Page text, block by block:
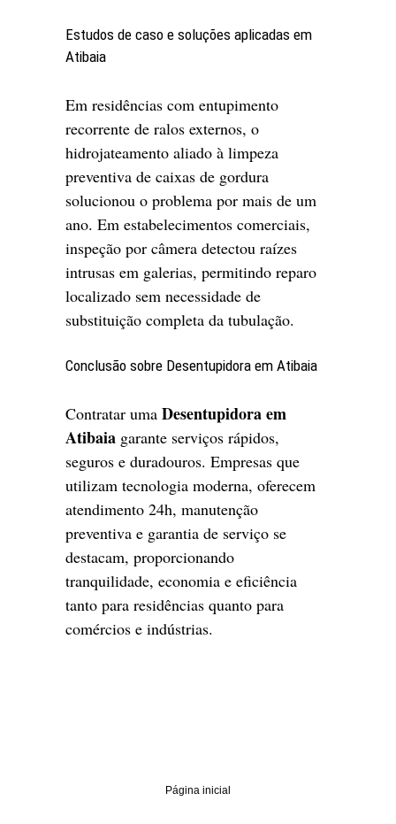
Estudos de caso e soluções aplicadas em
Atibaia
Em residências com entupimento
recorrente de ralos externos, o
hidrojateamento aliado à limpeza
preventiva de caixas de gordura
solucionou o problema por mais de um
ano. Em estabelecimentos comerciais,
inspeção por câmera detectou raízes
intrusas em galerias, permitindo reparo
localizado sem necessidade de
substituição completa da tubulação.
Conclusão sobre Desentupidora em Atibaia
Contratar uma Desentupidora em
Atibaia garante serviços rápidos,
seguros e duradouros. Empresas que
utilizam tecnologia moderna, oferecem
atendimento 24h, manutenção
preventiva e garantia de serviço se
destacam, proporcionando
tranquilidade, economia e eficiência
tanto para residências quanto para
comércios e indústrias.
Página inicial